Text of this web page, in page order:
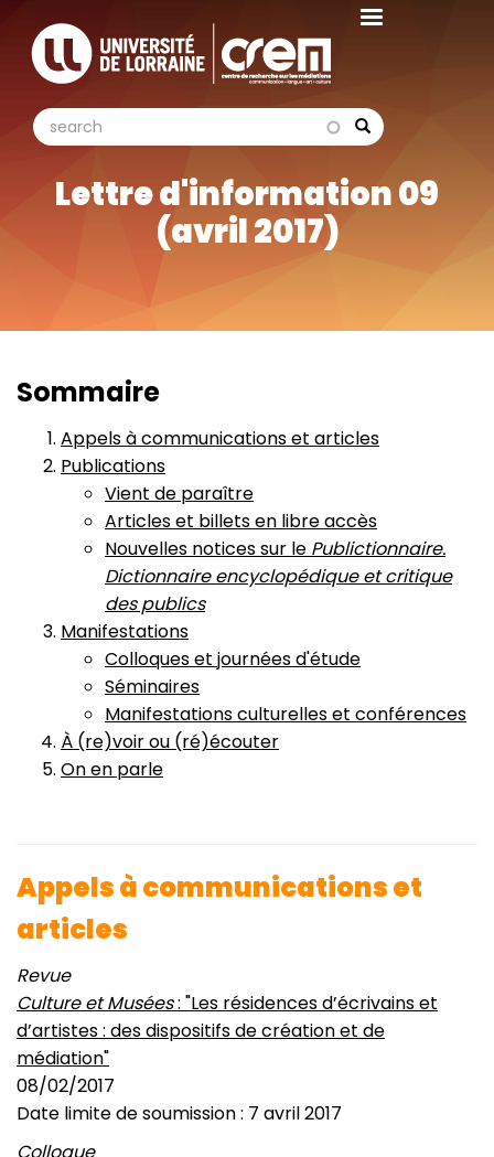
contenu
Search
search search
Lettre d'information 09
(avril 2017)
Sommaire
Appels à communications et articles
Publications
Vient de paraître
Articles et billets en libre accès
Nouvelles notices sur le Publictionnaire.
Dictionnaire encyclopédique et critique
des publics
Manifestations
Colloques et journées d'étude
Séminaires
Manifestations culturelles et conférences
À (re)voir ou (ré)écouter
On en parle
Appels à communications et
articles
Revue
Culture et Musées: "Les résidences d’écrivains et
d’artistes : des dispositifs de création et de
médiation"
08/02/2017
Date limite de soumission : 7 avril2017